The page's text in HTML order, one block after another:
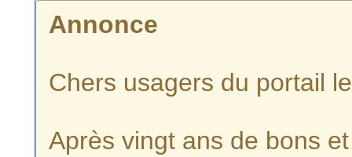
Annonce
Chers usagers du portail
Après vingt ans de bons